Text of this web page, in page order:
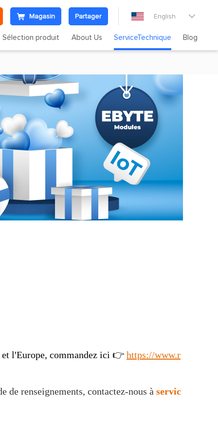
Magasin Partager English 
Sélection produit About Us ServiceTechnique Blog
et l'Europe, commandez ici 👉 https://www.r
de renseignements, contactez-nous à servic